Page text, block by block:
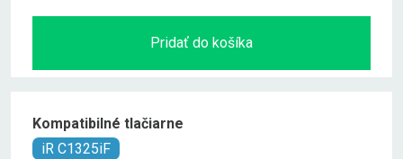
Pridať do košíka
Kompatibilné tlačiarne
iR C1325iF